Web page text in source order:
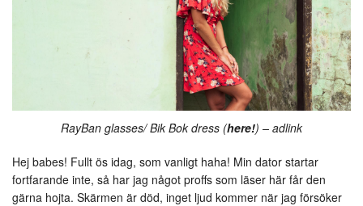
RayBan glasses/ Bik Bok dress (here!) – adlink
Hej babes! Fullt ös idag, som vanligt haha! Min dator startar
fortfarande inte, så har jag något proffs som läser här får den
gärna hojta. Skärmen är död, inget ljud kommer när jag försöker